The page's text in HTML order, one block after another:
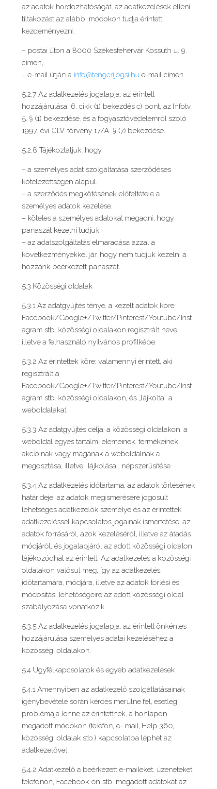
az adatok hordozhatóságát, az adatkezelések elleni
tiltakozást az alábbi módokon tudja érintett
kezdeményezni:
– postai úton a 8000 Székesfehérvár Kossuth u. 9.
címen,
– e-mail útján a info@tengerijogsi.hue-mail címen
5.2.7 Az adatkezelés jogalapja: az érintett
hozzájárulása, 6. cikk (1) bekezdés c) pont, az Infotv.
5. § (1) bekezdése, és a fogyasztóvédelemről szóló
1997. évi CLV. törvény 17/A. § (7) bekezdése.
5.2.8 Tájékoztatjuk, hogy
– a személyes adat szolgáltatása szerződéses
kötelezettségen alapul.
– a szerződés megkötésének előfeltétele a
személyes adatok kezelése.
– köteles a személyes adatokat megadni, hogy
panaszát kezelni tudjuk.
– az adatszolgáltatás elmaradása azzal a
következményekkel jár, hogy nem tudjuk kezelni a
hozzánk beérkezett panaszát.
5.3 Közösségi oldalak
5.3.1 Az adatgyűjtés ténye, a kezelt adatok köre:
Facebook/Google+/Twitter/Pinterest/Youtube/Inst
agram stb. közösségi oldalakon regisztrált neve,
illetve a felhasználó nyilvános profilképe.
5.3.2 Az érintettek köre: valamennyi érintett, aki
regisztrált a
Facebook/Google+/Twitter/Pinterest/Youtube/Inst
agram stb. közösségi oldalakon, és „lájkolta” a
weboldalakat.
5.3.3 Az adatgyűjtés célja: a közösségi oldalakon, a
weboldal egyes tartalmi elemeinek, termékeinek,
akcióinak vagy magának a weboldalnak a
megosztása, illetve „lájkolása”, népszerűsítése.
5.3.4 Az adatkezelés időtartama, az adatok törlésének
határideje, az adatok megismerésére jogosult
lehetséges adatkezelők személye és az érintettek
adatkezeléssel kapcsolatos jogainak ismertetése: az
adatok forrásáról, azok kezeléséről, illetve az átadás
módjáról, és jogalapjáról az adott közösségi oldalon
tájékozódhat az érintett. Az adatkezelés a közösségi
oldalakon valósul meg, így az adatkezelés
időtartamára, módjára, illetve az adatok törlési és
módosítási lehetőségeire az adott közösségi oldal
szabályozása vonatkozik.
5.3.5 Az adatkezelés jogalapja: az érintett önkéntes
hozzájárulása személyes adatai kezeléséhez a
közösségi oldalakon.
5.4 Ügyfélkapcsolatok és egyéb adatkezelések
5.4.1 Amennyiben az adatkezelő szolgáltatásainak
igénybevétele során kérdés merülne fel, esetleg
problémája lenne az érintettnek, a honlapon
megadott módokon (telefon, e- mail, Help 360,
közösségi oldalak stb.) kapcsolatba léphet az
adatkezelővel.
5.4.2 Adatkezelő a beérkezett e-maileket, üzeneteket,
telefonon, Facebook-on stb. megadott adatokat az